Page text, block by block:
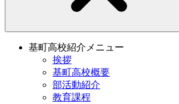
基町高校紹介メニュー
挨拶
基町高校概要
部活動紹介
教育課程